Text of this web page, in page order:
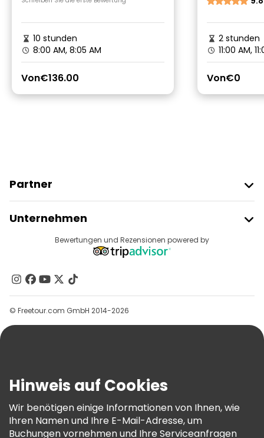
10 stunden
8:00 AM, 8:05 AM
Von€136.00
2 stunden
11:00 AM,
Von€0
Partner
Anbieter-Anmeldung
Affiliate-Programm
Unternehmen
Reiseziele
Kontakt
Gruppen
Hilfe
AGB Und Rechtliches
Cookie-Richtlinie
Freetour Auszeichnungen
Bewertungen und Rezensionen powered by
© Freetour.com GmbH 2014-2026
Hinweis auf Cookies
Wir benötigen einige Informationen von Ihnen, wie
Ihren Namen und Ihre E-Mail-Adresse, um
Buchungen vornehmen und Ihre Serviceanfragen